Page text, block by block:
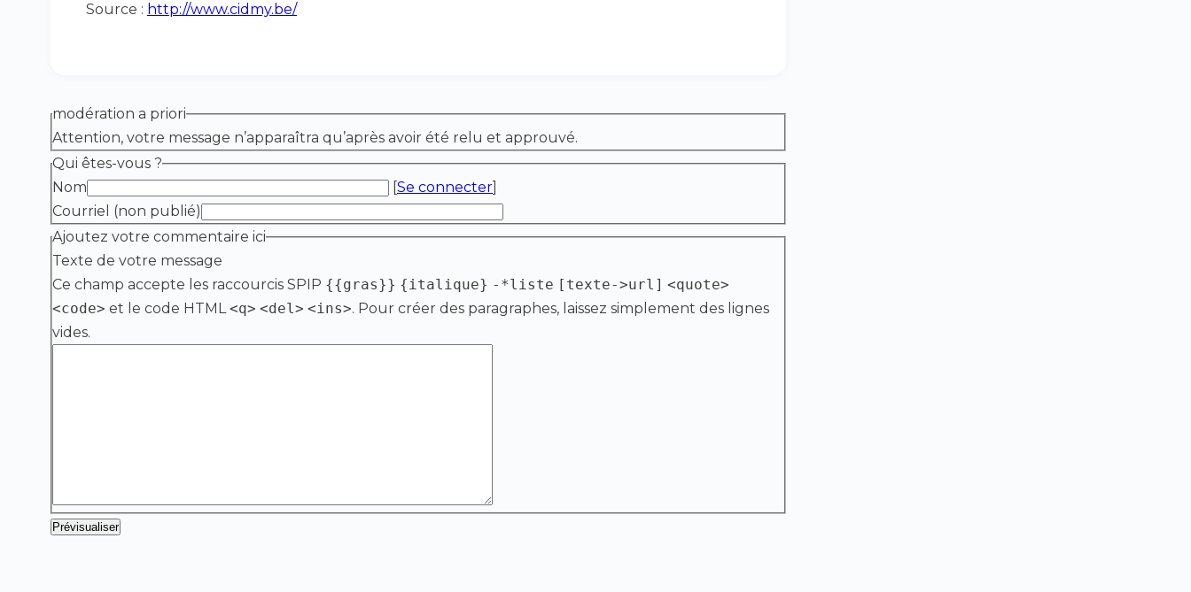
Source : http://www.cidmy.be/
modération a priori
Attention, votre message n’apparaîtra qu’après avoir été relu et approuvé.
Qui êtes-vous ?
Nom
[Se connecter]
Courriel (non publié)
Ajoutez votre commentaire ici
Texte de votre message
Ce champ accepte les raccourcis SPIP {{gras}} {italique} -*liste [texte->url] <quote>
<code> et le code HTML<q> <del> <ins>. Pour créer des paragraphes, laissez simplement des lignes
vides.